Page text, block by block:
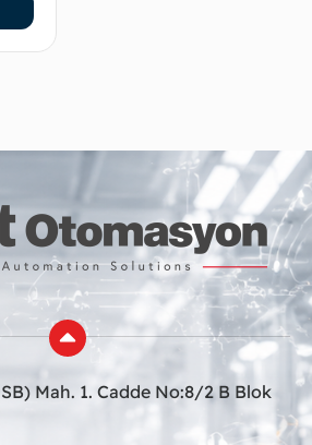
Mah. 1. Cadde No:8/2 B Blok